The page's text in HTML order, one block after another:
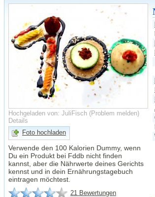
Hochgeladen von: JuliFisch (Problem melden)
Details
Foto hochladen
Verwende den 100 Kalorien Dummy, wenn
Du ein Produkt bei Fddb nicht finden
kannst, aber die Nährwerte deines Gerichts
kennst und in dein Ernährungstagebuch
eintragen möchtest.
21 Bewertungen